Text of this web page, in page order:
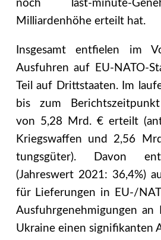
noch last-minute-
Milliardenhöhe erteilt hat.
Insgesamt entfielen im
Ausfuhren auf EU-NATO-
Teil auf Drittstaaten. Im
bis zum
von 5,28 Mrd. € erteilt
Kriegswaffen und 2,56
tungsgüter). Davon
(Jahreswert 2021: 36,4%)
für Lieferungen in EU-/
Ausfuhrgenehmigungen
Ukraine einen signifikanten